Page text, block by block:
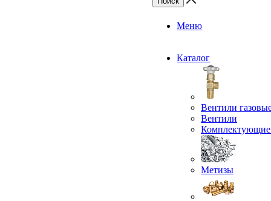
Меню
Каталог
Вентили
Вентили
Комплектующие
Метизы